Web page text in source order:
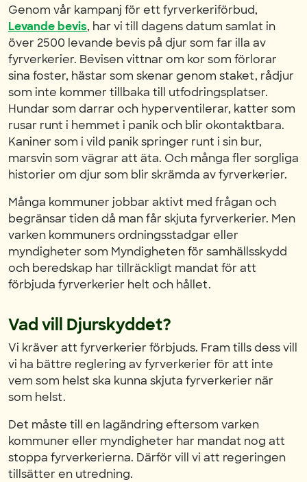
Genom vår kampanj för ett fyrverkeriförbud,
Levande bevis, har vi till dagens datum samlat in
över 2500 levande bevis på djur som far illa av
fyrverkerier. Bevisen vittnar om kor som förlorar
sina foster, hästar som skenar genom staket, rådjur
som inte kommer tillbaka till utfodringsplatser.
Hundar som darrar och hyperventilerar, katter som
rusar runt i hemmet i panik och blir okontaktbara.
Kaniner som i vild panik springer runt i sin bur,
marsvin som vägrar att äta. Och många fler sorgliga
historier om djur som blir skrämda av fyrverkerier.
Många kommuner jobbar aktivt med frågan och
begränsar tiden då man får skjuta fyrverkerier. Men
varken kommuners ordningsstadgar eller
myndigheter som Myndigheten för samhällsskydd
och beredskap har tillräckligt mandat för att
förbjuda fyrverkerier helt och hållet.
Vad vill Djurskyddet?
Vi kräver att fyrverkerier förbjuds. Fram tills dess vill
vi ha bättre reglering av fyrverkerier för att inte
vem som helst ska kunna skjuta fyrverkerier när
som helst.
Det måste till en lagändring eftersom varken
kommuner eller myndigheter har mandat nog att
stoppa fyrverkerierna. Därför vill vi att regeringen
tillsätter en utredning.